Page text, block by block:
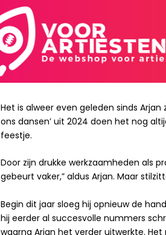
Het is alweer even geleden sinds Arjan
ons dansen’ uit 2024 doen het nog
feestje.
Door zijn drukke werkzaamheden als
gebeurt vaker,” aldus Arjan. Maar
Begin dit jaar sloeg hij opnieuw de
hij eerder al succesvolle nummers
waarna Arjan het verder uitwerkte. Het